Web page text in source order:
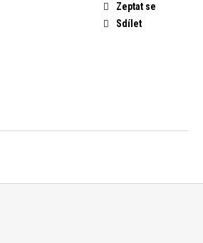
Zeptat se
Sdílet